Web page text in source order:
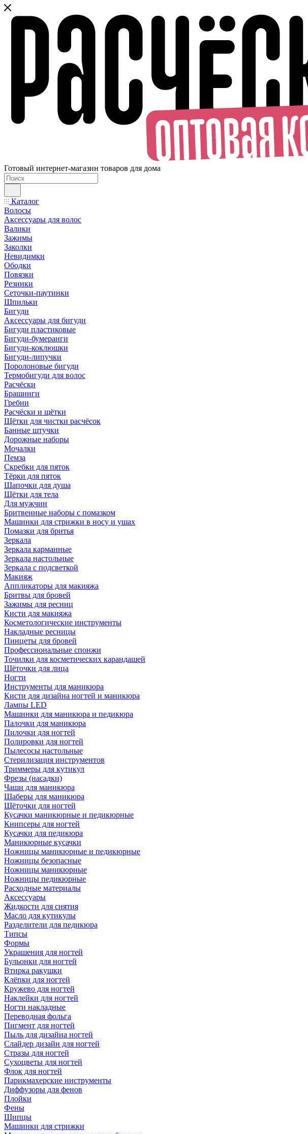
Готовый интернет-магазин товаров для дома
Каталог
Волосы
Аксессуары для волос
Валики
Зажимы
Заколки
Невидимки
Ободки
Повязки
Резинки
Сеточки-паутинки
Шпильки
Бигуди
Аксессуары для бигуди
Бигуди пластиковые
Бигуди-бумеранги
Бигуди-коклюшки
Бигуди-липучки
Поролоновые бигуди
Термобигуди для волос
Расчёски
Брашинги
Гребни
Расчёски и щётки
Щётки для чистки расчёсок
Банные штучки
Дорожные наборы
Мочалки
Пемза
Скребки для пяток
Тёрки для пяток
Шапочки для душа
Щётки для тела
Для мужчин
Бритвенные наборы с помазком
Машинки для стрижки в носу и ушах
Помазки для бритья
Зеркала
Зеркала карманные
Зеркала настольные
Зеркала с подсветкой
Макияж
Аппликаторы для макияжа
Бритвы для бровей
Зажимы для ресниц
Кисти для макияжа
Косметологические инструменты
Накладные ресницы
Пинцеты для бровей
Профессиональные спонжи
Точилки для косметических карандашей
Щёточки для лица
Ногти
Инструменты для маникюра
Кисти для дизайна ногтей и маникюра
Лампы LED
Машинки для маникюра и педикюра
Палочки для маникюра
Пилочки для ногтей
Полировки для ногтей
Пылесосы настольные
Стерилизация инструментов
Триммеры для кутикул
Фрезы (насадки)
Чаши для маникюра
Шаберы для маникюра
Щёточки для ногтей
Кусачки маникюрные и педикюрные
Книпсеры для ногтей
Кусачки для педикюра
Маникюрные кусачки
Ножницы маникюрные и педикюрные
Ножницы безопасные
Ножницы маникюрные
Ножницы педикюрные
Расходные материалы
Аксессуары
Жидкости для снятия
Масло для кутикулы
Разделители для педикюра
Типсы
Формы
Украшения для ногтей
Бульонки для ногтей
Втирка ракушки
Клёпки для ногтей
Кружево для ногтей
Наклейки для ногтей
Ногти накладные
Переводная фольга
Пигмент для ногтей
Пыль для дизайна ногтей
Слайдер дизайн для ногтей
Стразы для ногтей
Сухоцветы для ногтей
Флок для ногтей
Парикмахерские инструменты
Диффузоры для фенов
Плойки
Фены
Щипцы
Машинки для стрижки